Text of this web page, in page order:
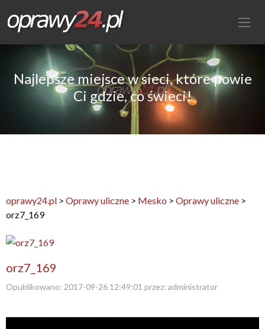
Najlepsze miejsce w sieci, które powie
Ci gdzie, co świeci!
oprawy24.pl > Oprawy uliczne > Mesko > Oprawy uliczne >
orz7_169
orz7_169
Opublikowano: 2017-09-26 12:49:01 przez: administrator